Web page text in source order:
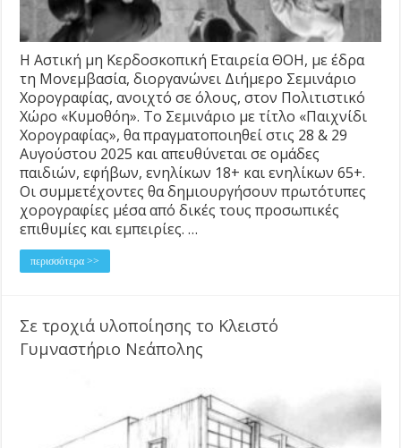
Η Αστική μη Κερδοσκοπική Εταιρεία ΘΟΗ, με έδρα
τη Μονεμβασία, διοργανώνει Διήμερο Σεμινάριο
Χορογραφίας, ανοιχτό σε όλους, στον Πολιτιστικό
Χώρο «Κυμοθόη». Το Σεμινάριο με τίτλο «Παιχνίδι
Χορογραφίας», θα πραγματοποιηθεί στις 28 & 29
Αυγούστου 2025 και απευθύνεται σε ομάδες
παιδιών, εφήβων, ενηλίκων 18+ και ενηλίκων 65+.
Οι συμμετέχοντες θα δημιουργήσουν πρωτότυπες
χορογραφίες μέσα από δικές τους προσωπικές
επιθυμίες και εμπειρίες. …
περισσότερα >>
Σε τροχιά υλοποίησης το Κλειστό
Γυμναστήριο Νεάπολης